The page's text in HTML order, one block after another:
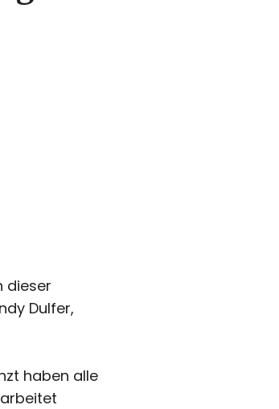
dieser
Dulfer,
haben alle